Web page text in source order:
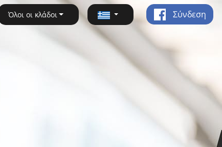
Όλοι οι κλάδοι Σύνδεση